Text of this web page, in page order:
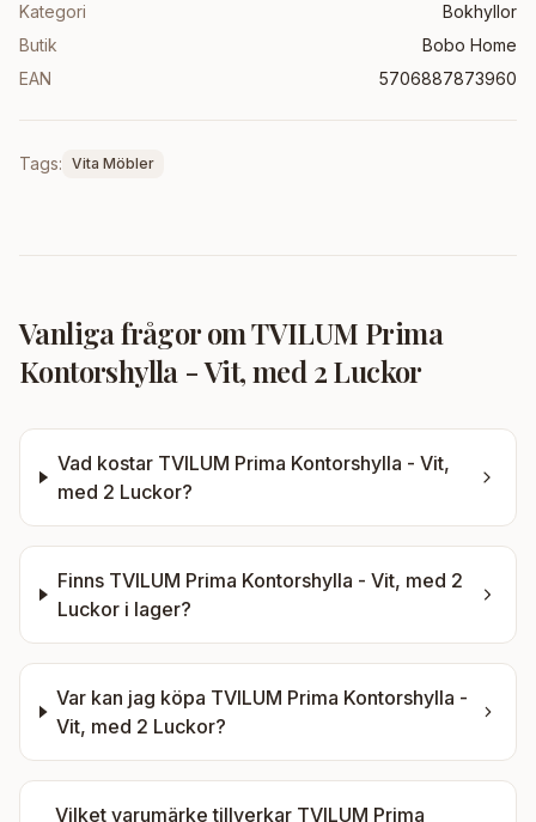
Kategori
Bokhyllor
Butik
Bobo Home
EAN
5706887873960
Tags: Vita Möbler
Vanliga frågor omTVILUM Prima
Kontorshylla - Vit, med 2 Luckor
Vad kostar TVILUM Prima Kontorshylla - Vit,
med 2 Luckor?
Finns TVILUM Prima Kontorshylla - Vit, med 2
Luckori lager?
Var kan jag köpa TVILUM Prima Kontorshylla -
Vit, med 2 Luckor?
Vilket varumärke tillverkar TVILUM Prima